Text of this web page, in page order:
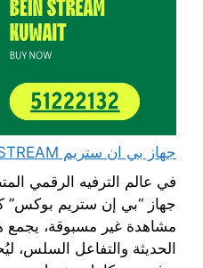
جهاز بي ان ستريم beIN STREAM الكويت مع اشتراك
في عالم الترفيه الرقمي
جهاز “بي إن ستريم بوكس”
مشاهدة غير مسبوقة، يجمع
الحديثة والتفاعل السلس،